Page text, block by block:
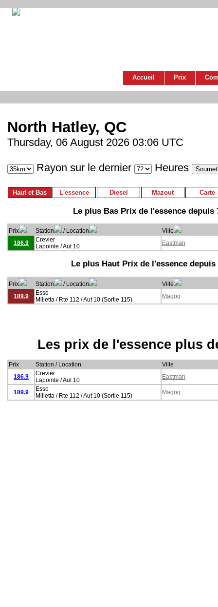
Accueil Prix
North Hatley, QC
Thursday, 06 August 2026 03:06 UTC
Rayon sur le dernier Heures
Haut et Bas L'essence Diesel Mazout Carte
Le plus Bas Prix de l'essence depuis
Prix Station / Location
Ville
186.9
Crevier
Lapointe / Aut 10
Eastman
Le plus Haut Prix de l'essence depuis
Prix Station / Location
Ville
189.9
Esso
Milletta / Rte 112 / Aut 10 (Sortie 115)
Magog
Les prix de l'essence plus
Prix Station / Location
Ville
186.9
Crevier
Lapointe / Aut 10
Eastman
189.9
Esso
Milletta / Rte 112 / Aut 10 (Sortie 115)
Magog